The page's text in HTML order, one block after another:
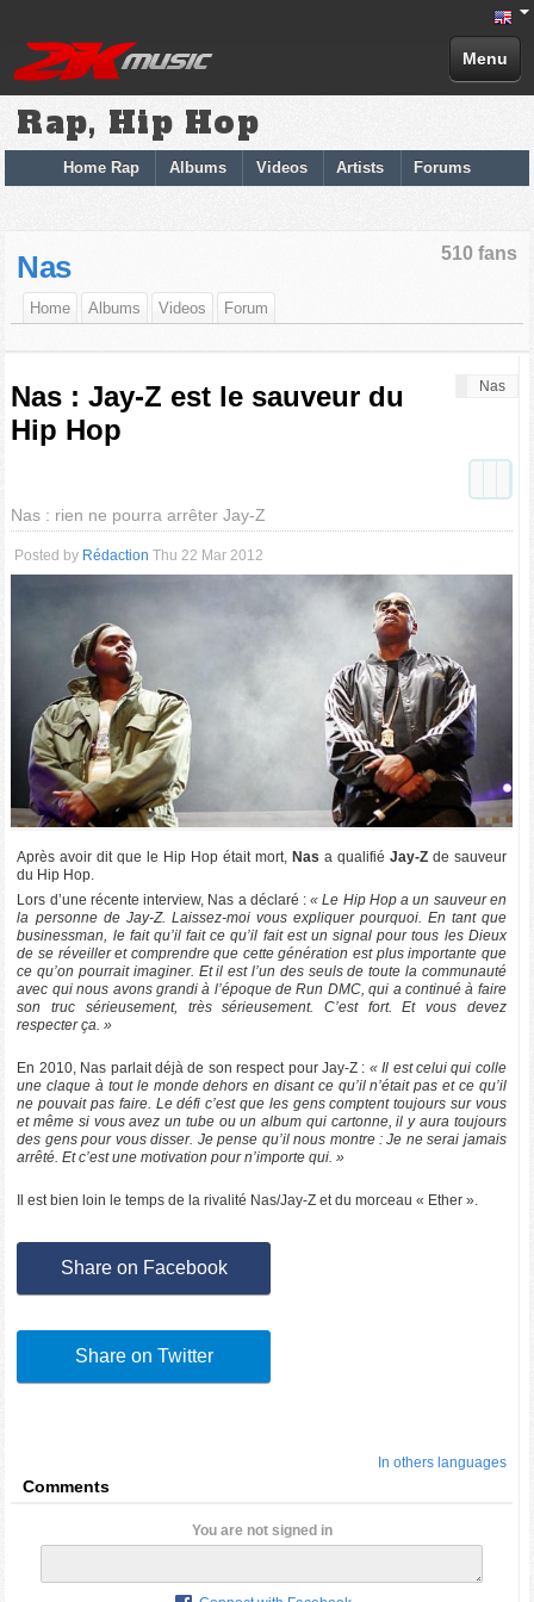
Menu
Rap, Hip Hop
Home Rap Albums Videos Artists Forums
510 fans
Nas
Home Albums Videos Forum
Nas
Nas : Jay-Z est le sauveur du
Hip Hop
Nas : rien ne pourra arrêter Jay-Z
Posted by Rédaction Thu 22 Mar 2012
Après avoir dit que le Hip Hop était mort,Nas a qualifié Jay-Zde sauveur
du Hip Hop.
Lors d’une récente interview, Nas a déclaré :« Le Hip Hop a un sauveur en
la personne de Jay-Z. Laissez-moi vous expliquer pourquoi. En tant que
businessman, le fait qu’il fait ce qu’il fait est un signal pour tous les Dieux
de se réveiller et comprendre que cette génération est plus importante que
ce qu’on pourrait imaginer. Et il est l’un des seuls de toute la communauté
avec qui nous avons grandi à l’époque de Run DMC, qui a continué à faire
son truc sérieusement, très sérieusement. C’est fort. Et vous devez
respecter ça. »
En 2010, Nas parlait déjà de son respect pour Jay-Z : « Il est celui qui colle
une claque à tout le monde dehors en disant ce qu’il n’était pas et ce qu’il
ne pouvait pas faire. Le défi c’est que les gens comptent toujours sur vous
et même si vous avez un tube ou un album qui cartonne, il y aura toujours
des gens pour vous disser. Je pense qu’il nous montre : Je ne serai jamais
arrêté. Et c’est une motivation pour n’importe qui. »
Il est bien loin le temps de la rivalité Nas/Jay-Z et du morceau « Ether ».
Share on Facebook
Share on Twitter
In others languages
Comments
You are not signed in